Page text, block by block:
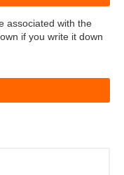
associated with the
if you write it down